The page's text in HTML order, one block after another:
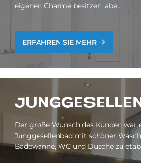
ei­ge­nen Charme be­sit­zen, abe...
ERFAHREN SIE MEHR
Der große Wunsch des Kunden war
Junggesellenbad mit schöner
Badewanne, WC und Dusche zu